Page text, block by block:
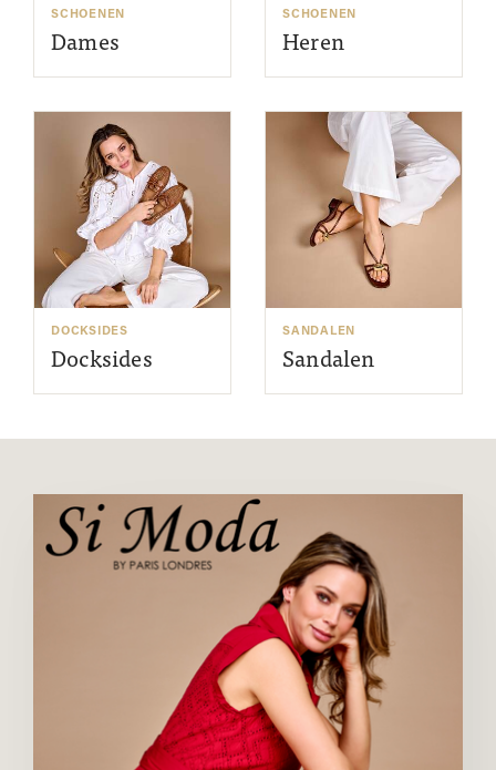
SCHOENEN
Dames
SCHOENEN
Heren
DOCKSIDES
Docksides
SANDALEN
Sandalen